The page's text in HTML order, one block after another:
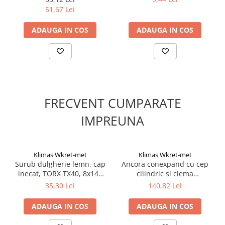
Suruburi pentru lemn
Suruburi autoforante
Suruburi pentru tabla
Ancore mecanice
Gips carton, profile si accesorii
Benzi gips carton
Accesorii tencuieli
Silicon, spume si adezivi de montaj
Adezivi montaj
Etanse
51,67 Lei
ADAUGA IN COS ADAUGA IN COS
FRECVENT CUMPARATE
IMPREUNA
Klimas Wkret-met
Surub dulgherie lemn, cap
inecat, TORX TX40, 8x140
mm - 50 bucati/cutie -
met
35,30 Lei
ADAUGA IN COS
Klimas Wkret-met
Ancora conexpand cu cep
cilindric si clema
12x105mm - 50 buc/cutie -
met
140,82 Lei
ADAUGA IN COS